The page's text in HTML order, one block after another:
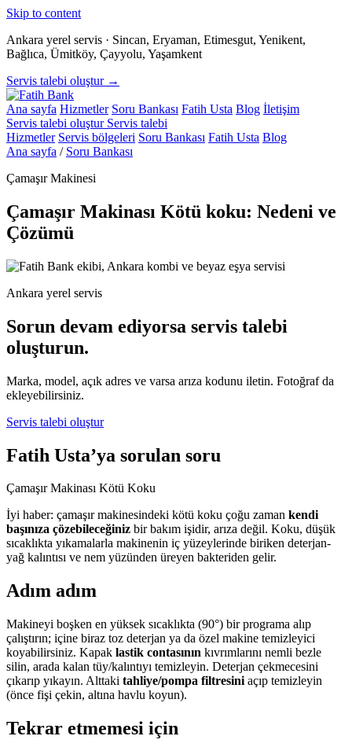
Skip to content
Ankara yerel servis · Sincan, Eryaman, Etimesgut, Yenikent,
Bağlıca, Ümitköy, Çayyolu, Yaşamkent
Servis talebi oluştur →
Ana sayfa Hizmetler Soru Bankası Fatih Usta Blog İletişim
Servis talebi oluştur Servis talebi
Hizmetler Servis bölgeleri Soru Bankası Fatih Usta Blog
Ana sayfa / Soru Bankası
Çamaşır Makinesi
Çamaşır Makinası Kötü koku: Nedeni ve
Çözümü
Ankara yerel servis
Sorun devam ediyorsa servis talebi
oluşturun.
Marka, model, açık adres ve varsa arıza kodunu iletin. Fotoğraf da
ekleyebilirsiniz.
Servis talebi oluştur
Fatih Usta’ya sorulan soru
Çamaşır Makinası Kötü Koku
İyi haber: çamaşır makinesindeki kötü koku çoğu zaman kendi
başınıza çözebileceğiniz bir bakım işidir, arıza değil. Koku, düşük
sıcaklıkta yıkamalarla makinenin iç yüzeylerinde biriken deterjan-
yağ kalıntısı ve nem yüzünden üreyen bakteriden gelir.
Adım adım
Makineyi boşken en yüksek sıcaklıkta (90°) bir programa alıp
çalıştırın; içine biraz toz deterjan ya da özel makine temizleyici
koyabilirsiniz. Kapak lastik contasının kıvrımlarını nemli bezle
silin, arada kalan tüy/kalıntıyı temizleyin. Deterjan çekmecesini
çıkarıp yıkayın. Alttaki tahliye/pompa filtresini açıp temizleyin
(önce fişi çekin, altına havlu koyun).
Tekrar etmemesi için